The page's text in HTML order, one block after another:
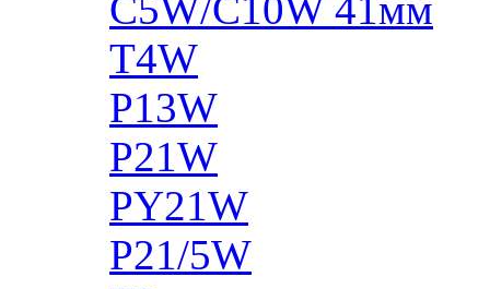
T4W
P13W
P21W
PY21W
P21/5W